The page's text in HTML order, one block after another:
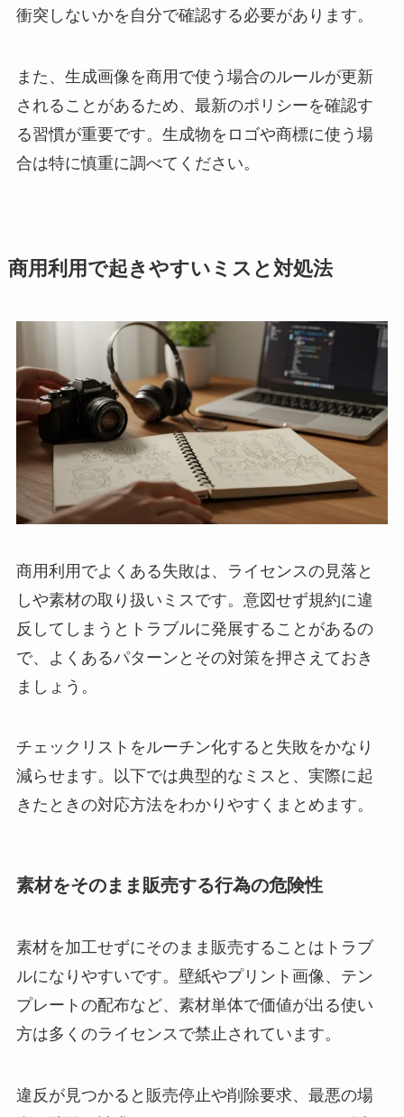
衝突しないかを自分で確認する必要があります。
また、生成画像を商用で使う場合のルールが更新
されることがあるため、最新のポリシーを確認す
る習慣が重要です。生成物をロゴや商標に使う場
合は特に慎重に調べてください。
商用利用で起きやすいミスと対処法
商用利用でよくある失敗は、ライセンスの見落と
しや素材の取り扱いミスです。意図せず規約に違
反してしまうとトラブルに発展することがあるの
で、よくあるパターンとその対策を押さえておき
ましょう。
チェックリストをルーチン化すると失敗をかなり
減らせます。以下では典型的なミスと、実際に起
きたときの対応方法をわかりやすくまとめます。
素材をそのまま販売する行為の危険性
素材を加工せずにそのまま販売することはトラブ
ルになりやすいです。壁紙やプリント画像、テン
プレートの配布など、素材単体で価値が出る使い
方は多くのライセンスで禁止されています。
違反が見つかると販売停止や削除要求、最悪の場